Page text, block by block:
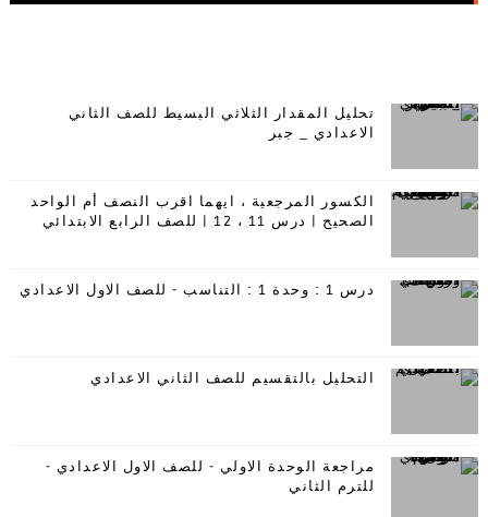
تحليل المقدار الثلاثي البسيط للصف الثاني
الاعدادي _ جبر
الكسور المرجعية ، ايهما اقرب النصف أم الواحد
الصحيح | درس 11 ، 12 | للصف الرابع الابتدائي
درس 1 : وحدة 1 : التناسب - للصف الاول الاعدادي
التحليل بالتقسيم للصف الثاني الاعدادي
مراجعة الوحدة الاولي - للصف الاول الاعدادي -
للترم الثاني